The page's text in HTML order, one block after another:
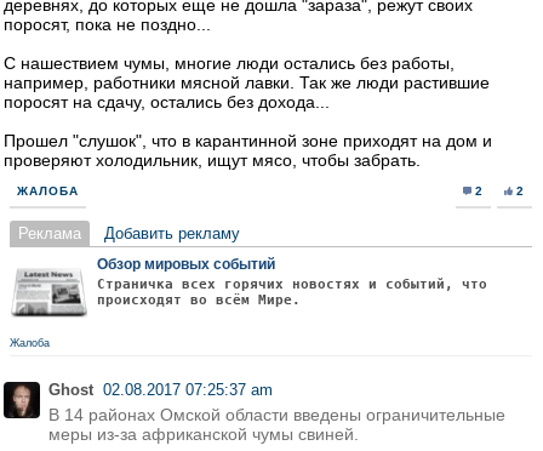
деревнях, до которых еще не дошла "зараза", режут своих
поросят, пока не поздно...
С нашествием чумы, многие люди остались без работы,
например, работники мясной лавки. Так же люди растившие
поросят на сдачу, остались без дохода...
Прошел "слушок", что в карантинной зоне приходят на дом и
проверяют холодильник, ищут мясо, чтобы забрать.
ЖАЛОБА 2 2
Реклама Добавить рекламу
Обзор мировых событий
Страничка всех горячих новостях и событий, что
происходят во всём Мире.
Жалоба
Ghost 02.08.2017 07:25:37 am
В 14 районах Омской области введены ограничительные
меры из-за африканской чумы свиней.